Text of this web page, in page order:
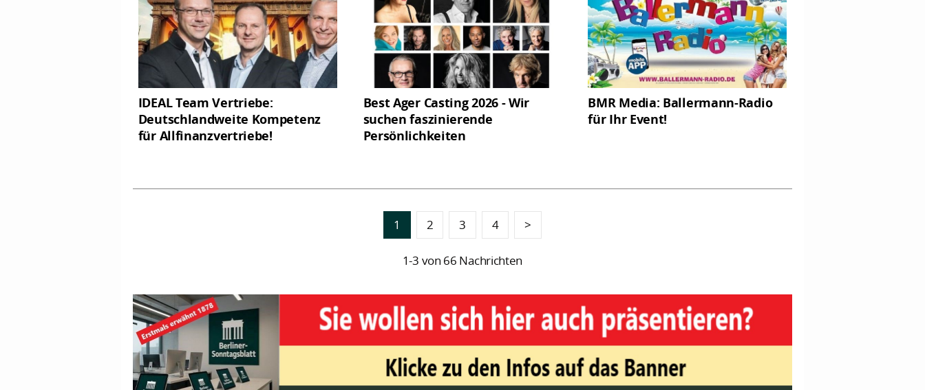
IDEAL Team Vertriebe:
Deutschlandweite Kompetenz
für Allfinanzvertriebe!
Best Ager Casting 2026 - Wir
suchen faszinierende
Persönlichkeiten
BMR Media: Ballermann-Radio
für Ihr Event!
1 2 3 4 >
1-3 von 66 Nachrichten